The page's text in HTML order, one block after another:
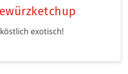
exotisch!